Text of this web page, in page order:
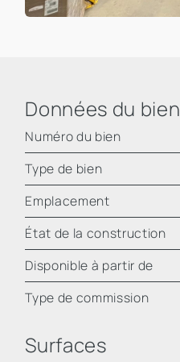
Données du bien
Numéro du bien
Type de bien
Emplacement
État de la construction
Disponible à partir de
Type de commission
Surfaces